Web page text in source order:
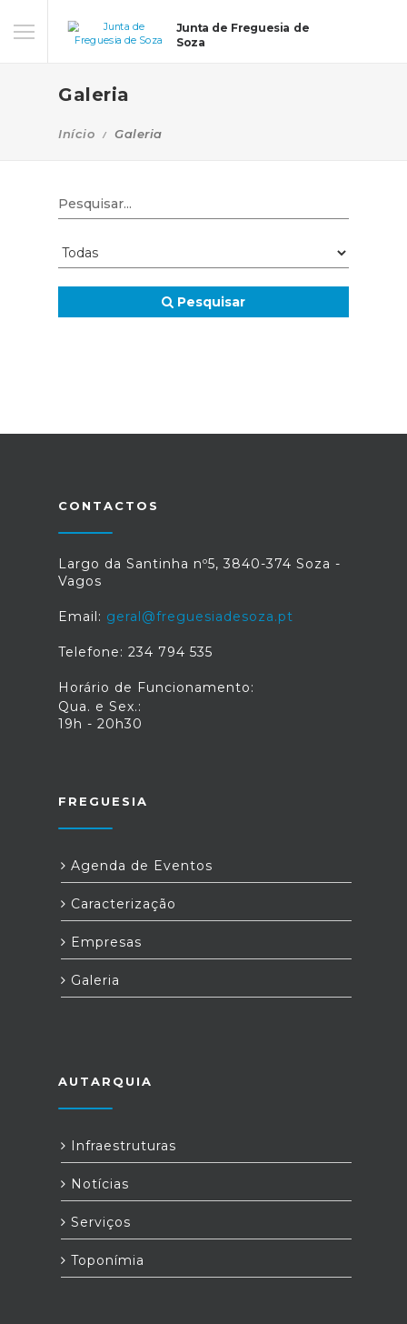
Junta de Freguesia de
Soza
Galeria
Início Galeria
Pesquisar
CONTACTOS
Largo da Santinha nº5, 3840-374 Soza -
Vagos
Email: geral@freguesiadesoza.pt
Telefone: 234 794 535
Horário de Funcionamento:
Qua. e Sex.:
19h - 20h30
FREGUESIA
Agenda de Eventos
Caracterização
Empresas
Galeria
AUTARQUIA
Infraestruturas
Notícias
Serviços
Toponímia